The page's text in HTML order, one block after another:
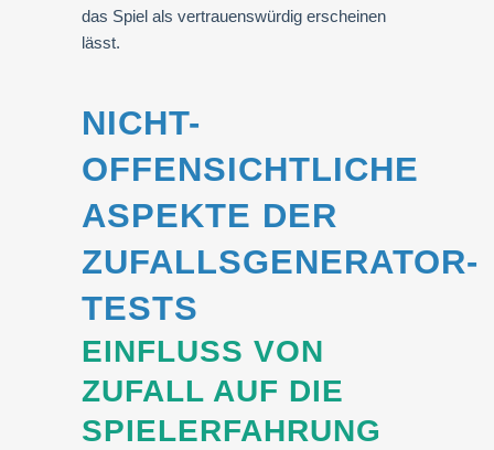
das Spiel als vertrauenswürdig erscheinen
lässt.
NICHT-
OFFENSICHTLICHE
ASPEKTE DER
ZUFALLSGENERATOR-
TESTS
EINFLUSS VON
ZUFALL AUF DIE
SPIELERFAHRUNG